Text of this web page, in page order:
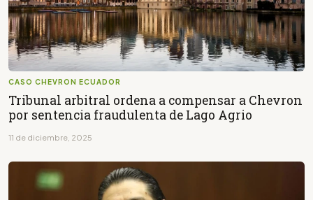
CASO CHEVRON ECUADOR
Tribunal arbitral ordena a compensar a Chevron
por sentencia fraudulenta de Lago Agrio
11 de diciembre, 2025